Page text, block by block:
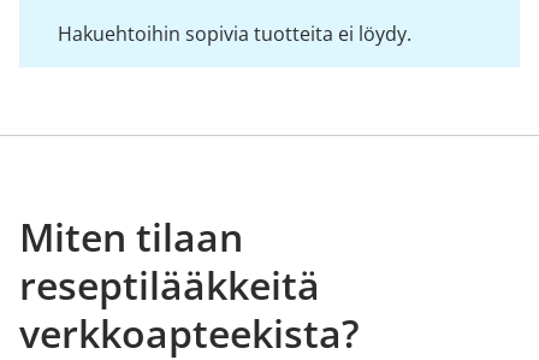
Hakuehtoihin sopivia tuotteita ei löydy.
Miten tilaan
reseptilääkkeitä
verkkoapteekista?